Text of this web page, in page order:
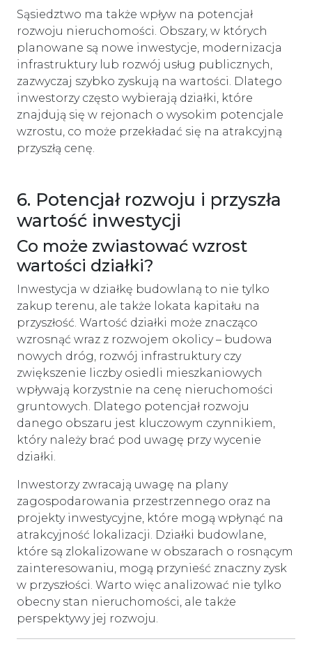
Sąsiedztwo ma także wpływ na potencjał
rozwoju nieruchomości. Obszary, w których
planowane są nowe inwestycje, modernizacja
infrastruktury lub rozwój usług publicznych,
zazwyczaj szybko zyskują na wartości. Dlatego
inwestorzy często wybierają działki, które
znajdują się w rejonach o wysokim potencjale
wzrostu, co może przekładać się na atrakcyjną
przyszłą cenę.
6. Potencjał rozwoju i przyszła
wartość inwestycji
Co może zwiastować wzrost
wartości działki?
Inwestycja w działkę budowlaną to nie tylko
zakup terenu, ale także lokata kapitału na
przyszłość. Wartość działki może znacząco
wzrosnąć wraz z rozwojem okolicy – budowa
nowych dróg, rozwój infrastruktury czy
zwiększenie liczby osiedli mieszkaniowych
wpływają korzystnie na cenę nieruchomości
gruntowych. Dlatego potencjał rozwoju
danego obszaru jest kluczowym czynnikiem,
który należy brać pod uwagę przy wycenie
działki.
Inwestorzy zwracają uwagę na plany
zagospodarowania przestrzennego oraz na
projekty inwestycyjne, które mogą wpłynąć na
atrakcyjność lokalizacji. Działki budowlane,
które są zlokalizowane w obszarach o rosnącym
zainteresowaniu, mogą przynieść znaczny zysk
w przyszłości. Warto więc analizować nie tylko
obecny stan nieruchomości, ale także
perspektywy jej rozwoju.